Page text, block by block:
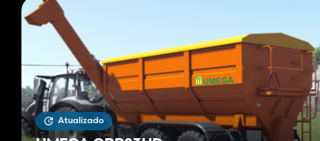
Atualizado